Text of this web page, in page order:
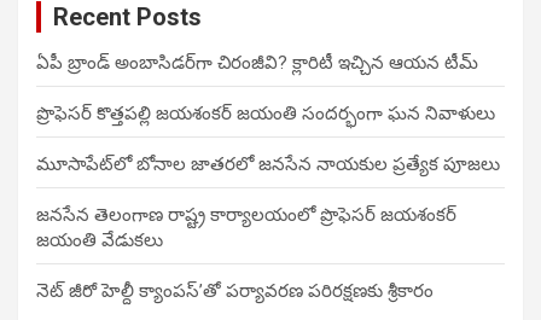
Recent Posts
ఏపీ బ్రాండ్ అంబాసిడర్‌గా చిరంజీవి? క్లారిటీ ఇచ్చిన ఆయన టీమ్
ప్రొఫెసర్ కొత్తపల్లి జయశంకర్ జయంతి సందర్భంగా ఘన నివాళులు
మూసాపేట్‌లో బోనాల జాతరలో జనసేన నాయకుల ప్రత్యేక పూజలు
జనసేన తెలంగాణ రాష్ట్ర కార్యాలయంలో ప్రొఫెసర్ జయశంకర్
జయంతి వేడుకలు
నెట్ జీరో హెల్దీ క్యాంపస్’తో పర్యావరణ పరిరక్షణకు శ్రీకారం